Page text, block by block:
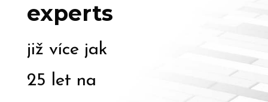
experts
již více jak
25 let na